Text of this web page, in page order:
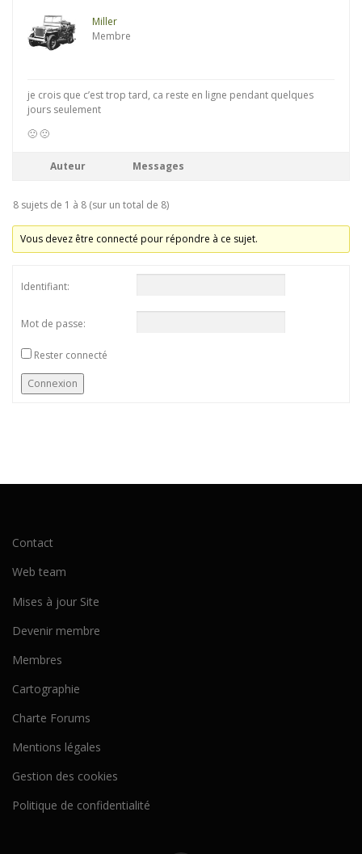
Miller
Membre
je crois que c’est trop tard, ca reste en ligne pendant quelques
jours seulement
🙁 🙁
Auteur Messages
8 sujets de 1 à 8 (sur un total de 8)
Vous devez être connecté pour répondre à ce sujet.
Identifiant:
Mot de passe:
Rester connecté
Connexion
Contact
Web team
Mises à jour Site
Devenir membre
Membres
Cartographie
Charte Forums
Mentions légales
Gestion des cookies
Politique de confidentialité